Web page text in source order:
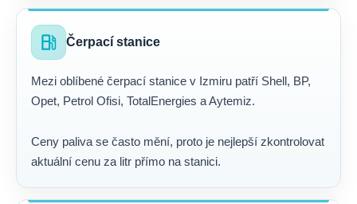
local_gas_station Čerpací stanice
Mezi oblíbené čerpací stanice v Izmiru patří Shell, BP,
Opet, Petrol Ofisi, TotalEnergies a Aytemiz.
Ceny paliva se často mění, proto je nejlepší zkontrolovat
aktuální cenu za litr přímo na stanici.